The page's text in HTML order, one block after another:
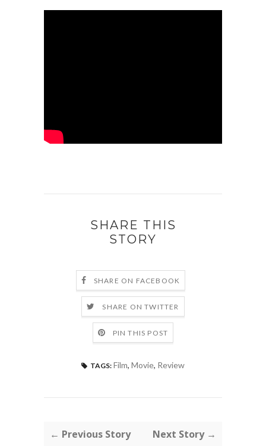
SHARE THIS
STORY
SHARE ON FACEBOOK
SHARE ON TWITTER
PIN THIS POST
TAGS: Film, Movie, Review
← Previous Story Next Story →